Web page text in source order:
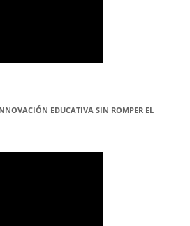
EDUCATIVA SIN ROMPER EL